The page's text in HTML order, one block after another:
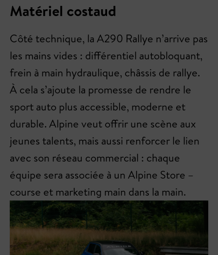
Matériel costaud
Côté technique, la A290 Rallye n’arrive pas
les mains vides : différentiel autobloquant,
frein à main hydraulique, châssis de rallye.
À cela s’ajoute la promesse de rendre le
sport auto plus accessible, moderne et
durable. Alpine veut offrir une scène aux
jeunes talents, mais aussi renforcer le lien
avec son réseau commercial : chaque
équipe sera associée à un Alpine Store –
course et marketing main dans la main.